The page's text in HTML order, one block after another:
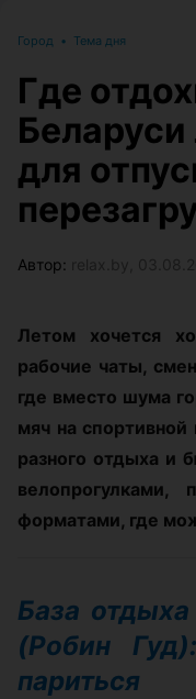
Город • Тема дня
Где
для
Автор:
Летом хочется
рабочие чаты,
где вместо шума
мяч на
разного отдыха и
форматами, где
База
(Робин